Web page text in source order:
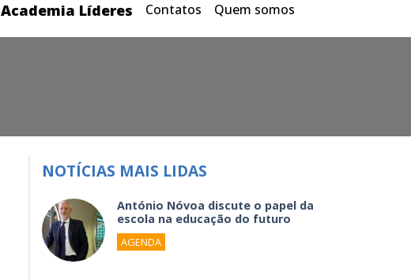
Academia Líderes Contatos Quem somos
NOTÍCIAS MAIS LIDAS
António Nóvoa discute o papel da
escola na educação do futuro
AGENDA